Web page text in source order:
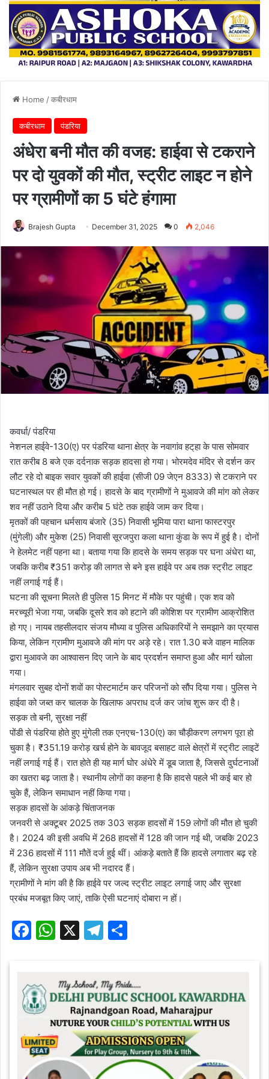
Home /कबीरधाम
कबीरधाम पंडरिया
अंधेरा बनी मौत की वजह: हाईवा से टकराने
पर दो युवकों की मौत, स्ट्रीट लाइट न होने
पर ग्रामीणों का 5 घंटे हंगामा
Brajesh Gupta December 31, 2025 0 2,046
कवर्धा/ पंडरिया
नेशनल हाईवे-130(ए) पर पंडरिया थाना क्षेत्र के नवागांव हट्‌हा के पास सोमवार
रात करीब 8 बजे एक दर्दनाक सड़क हादसा हो गया। भोरमदेव मंदिर से दर्शन कर
लौट रहे दो बाइक सवार युवकों की हाईवा (सीजी 09 जेएन 8333) से टकराने पर
घटनास्थल पर ही मौत हो गई। हादसे के बाद ग्रामीणों ने मुआवजे की मांग को लेकर
शव नहीं उठाने दिया और करीब 5 घंटे तक हाईवे जाम कर दिया।
मृतकों की पहचान धर्मसाय बंजारे (35) निवासी भूमिया पारा थाना फास्टरपुर
(मुंगेली) और मुकेश (25) निवासी सूरजपुरा कला थाना कुंडा के रूप में हुई है। दोनों
ने हेलमेट नहीं पहना था। बताया गया कि हादसे के समय सड़क पर घना अंधेरा था,
जबकि करीब ₹351 करोड़ की लागत से बने इस हाईवे पर अब तक स्ट्रीट लाइट
नहीं लगाई गई हैं।
घटना की सूचना मिलते ही पुलिस 15 मिनट में मौके पर पहुंची। एक शव को
मरच्यूरी भेजा गया, जबकि दूसरे शव को हटाने की कोशिश पर ग्रामीण आक्रोशित
हो गए। नायब तहसीलदार संजय मौध्या व पुलिस अधिकारियों ने समझाने का प्रयास
किया, लेकिन ग्रामीण मुआवजे की मांग पर अड़े रहे। रात 1.30 बजे वाहन मालिक
द्वारा मुआवजे का आश्वासन दिए जाने के बाद प्रदर्शन समाप्त हुआ और मार्ग खोला
गया।
मंगलवार सुबह दोनों शवों का पोस्टमार्टम कर परिजनों को सौंप दिया गया। पुलिस ने
हाईवा को जब्त कर चालक के खिलाफ अपराध दर्ज कर जांच शुरू कर दी है।
सड़क तो बनी, सुरक्षा नहीं
पोंडी से पंडरिया होते हुए मुंगेली तक एनएच-130(ए) का चौड़ीकरण लगभग पूरा हो
चुका है। ₹351.19 करोड़ खर्च होने के बावजूद बसाहट वाले क्षेत्रों में स्ट्रीट लाइटें
नहीं लगाई गई हैं। रात होते ही यह मार्ग घोर अंधेरे में डूब जाता है, जिससे दुर्घटनाओं
का खतरा बढ़ जाता है। स्थानीय लोगों का कहना है कि हादसे पहले भी कई बार हो
चुके हैं, लेकिन समाधान नहीं किया गया।
सड़क हादसों के आंकड़े चिंताजनक
जनवरी से अक्टूबर 2025 तक 303 सड़क हादसों में 159 लोगों की मौत हो चुकी
है। 2024 की इसी अवधि में 268 हादसों में 128 की जान गई थी, जबकि 2023
में 236 हादसों में 111 मौतें दर्ज हुई थीं। आंकड़े बताते हैं कि हादसे लगातार बढ़ रहे
हैं, लेकिन सुरक्षा उपाय अब भी नदारद हैं।
ग्रामीणों ने मांग की है कि हाईवे पर जल्द स्ट्रीट लाइट लगाई जाए और सुरक्षा
प्रबंध मजबूत किए जाएं, ताकि ऐसी घटनाएं दोबारा न हों।
F
e
b
o
k
W
s
A
p
p
X
T
gr
a
m
e